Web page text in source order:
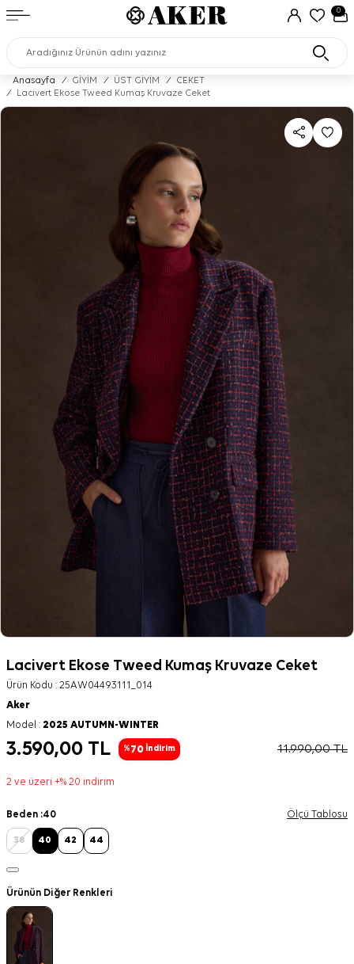
0
Anasayfa / GİYİM / ÜST GİYİM /
CEKET
/
Lacivert Ekose Tweed Kumaş Kruvaze Ceket
Lacivert Ekose Tweed Kumaş Kruvaze Ceket
Ürün Kodu : 25AW04493111_014
Aker
Model : 2025 AUTUMN-WINTER
3.590,00 TL %70 İndirim 11.990,00TL
2 ve üzeri +% 20 indirim
Beden :40 Ölçü Tablosu
38 40 42 44
Ürünün Diğer Renkleri